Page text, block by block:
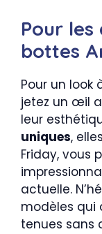
Pour
bottes
Pour un look
jetez un œil
leur
uniques,
Friday, vous
actuelle.
modèles qui
tenues sans